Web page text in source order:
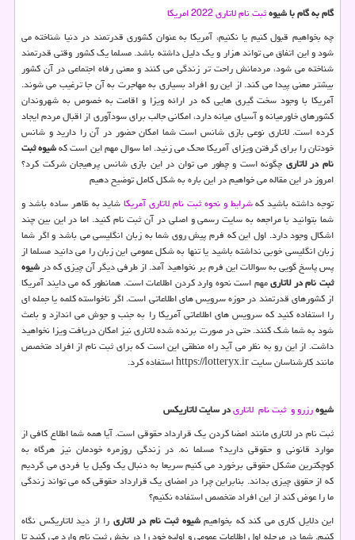
گام به گام با شیوهثبت نام لاتاری 2022 امریکا
چه بخواهیم قبول کنیم یا نکنیم، آمریکا به عنوان کشوری قدرتمند در دنیا شناخته می
شود و این اتفاق می تواند هزار و یک دلیل داشته باشد. مسلما یک کشور وقتی قدرتمند
شناخته می شود، مردمانش راحت تر زندگی می کنند و معنی رفاه اجتماعی در آن کشور
بیشتر معنی پیدا می کند. از این رو افراد بسیاری به مهاجرت به آن جا ترغیب می شوند.
آمریکا با وجود سخت گیری هایی که در ارائه ویزا و اقامت به خصوص به شهروندان
کشورهای خاورمیانه و آسیای میانه دارد، امکانی جالب برای سودآوری از اقبال مردم ایجاد
کرده است. لاتاری نوعی بازی شانس است شما امکان حضور در آن را دارید و شانس
خودتان را برای گرفتن ویزای آمریکا محک می زنید. اما سوال مهم این است کهشیوه ثبت
نام در لاتاری چگونه است و چطور می توان در این بازی شانس پرهیجان شرکت کرد؟
امروز در این مقاله می خواهیم در این باره به شکل کامل توضیح دهیم
توجه داشته باشید کهشرایط و نحوه ثبت نام لاتاری آمریکاشاید به ظاهر ساده باشد و
شما بتوانید با مراجعه به سایت رسمی و اصلی در آن ثبت نام کنید. اما در این بین چند
اشکال وجود دارد. اول این که فرم پیش روی شما به زبان انگلیسی می باشد و اگر شما
زبان انگلیسی خوبی نداشته باشید یا تنها به شکل عمومی این زبان را می دانید مسلما از
پس پاسخ گویی به سوالات این فرم بر نخواهید آمد. از طرفی دیگر آن چیزی که درشیوه
ثبت نام در لاتاریمهم است نحوه وارد کردن اطلاعات است. همانطور که می دایند آمریکا
از کشورهای قدرتمند در حوزه سرویس های اطلاعاتی است. اگر ناخواسته کلمه یا جمله ای
را استفاده کنید که سرویس های اطلاعاتی آمریکا را به جنب و جوش می اندازد و باعث
شود به شما شک کنند. حتی در صورت برنده شده لاتاری نیز امکان دریافت ویزا نخواهید
داشت. از این رو به نظر می آید راه منطقی این است که برای ثبت نام از افراد متخصص
مانند کارشناسان سایتhttps://lotteryx.irاستفاده کرد.
شیوهرزرو و ثبت نام لاتاریدر سایت لاتاریکس
ثبت نام در لاتاری مانند امضا کردن یک قرارداد حقوقی است. آیا همه شما اطلاع کافی از
موارد قانونی و حقوقی دارید؟ مسلما نه. در زندگی روزمره خودمان نیز هرگاه به
کوچکترین مشکل حقوقی برخورد می کنیم سریعا به دنبال یک وکیل یا فردی می گردیم
که از حقوق چیزی بداند. بنابراین چرا در امضای یک قرارداد حقوقی که می تواند زندگی
ما را عوض کند از این افراد متخصص استفاده نکنیم؟
این دلایل کاری می کند که بخواهیمشیوه ثبت نام در لاتاری را از دید لاتاریکس نگاه